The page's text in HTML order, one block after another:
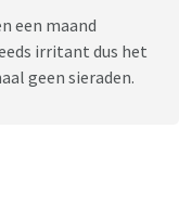
een maand
irritant dus het
geen sieraden.